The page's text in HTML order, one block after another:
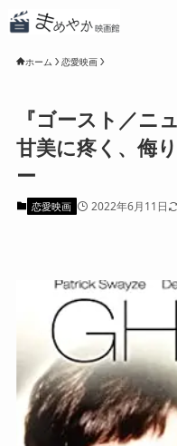
ホーム 恋愛映画
『ゴースト／ニ
甘美に疼く、侮
ー
恋愛映画 2022年6月11日